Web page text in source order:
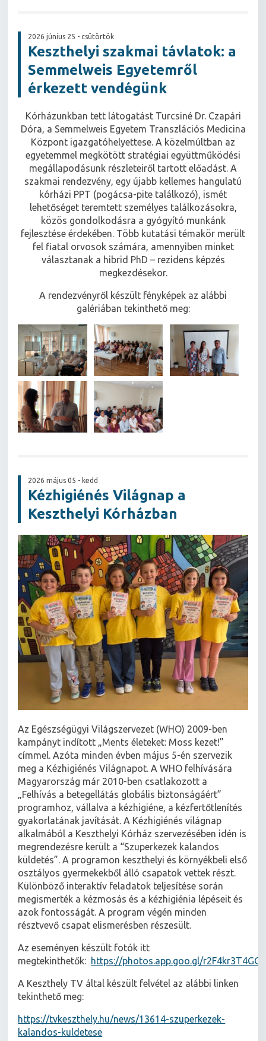
2026 június 25 - csütörtök
Keszthelyi szakmai távlatok: a
Semmelweis Egyetemről
érkezett vendégünk
Kórházunkban tett látogatást Turcsiné Dr. Czapári
Dóra, a Semmelweis Egyetem Transzlációs Medicina
Központ igazgatóhelyettese. A közelmúltban az
egyetemmel megkötött stratégiai együttműködési
megállapodásunk részleteiről tartott előadást. A
szakmai rendezvény, egy újabb kellemes hangulatú
kórházi PPT (pogácsa-pite találkozó), ismét
lehetőséget teremtett személyes találkozásokra,
közös gondolkodásra a gyógyító munkánk
fejlesztése érdekében. Több kutatási témakör merült
fel fiatal orvosok számára, amennyiben minket
választanak a hibrid PhD – rezidens képzés
megkezdésekor.
A rendezvényről készült fényképek az alábbi
galériában tekinthető meg:
2026 május 05 - kedd
Kézhigiénés Világnap a
Keszthelyi Kórházban
Az Egészségügyi Világszervezet (WHO) 2009-ben
kampányt indított „Ments életeket: Moss kezet!”
címmel. Azóta minden évben május 5-én szervezik
meg a Kézhigiénés Világnapot. A WHO felhívására
Magyarország már 2010-ben csatlakozott a
„Felhívás a betegellátás globális biztonságáért”
programhoz, vállalva a kézhigiéne, a kézfertőtlenítés
gyakorlatának javítását. A Kézhigiénés világnap
alkalmából a Keszthelyi Kórház szervezésében idén is
megrendezésre került a “Szuperkezek kalandos
küldetés”. A programon keszthelyi és környékbeli első
osztályos gyermekekből álló csapatok vettek részt.
Különböző interaktív feladatok teljesítése során
megismerték a kézmosás és a kézhigiénia lépéseit és
azok fontosságát. A program végén minden
résztvevő csapat elismerésben részesült.
Az eseményen készült fotók itt
megtekinthetők: https://photos.app.goo.gl/
A Keszthely TV által készült felvétel az alábbi linken
tekinthető meg:
https://tvkeszthely.hu/news/13614-szuperkezek-
kalandos-kuldetese